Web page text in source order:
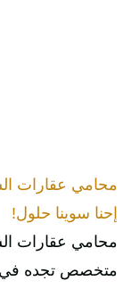
محامي عقارات
إحنا سوينا حلول!
محامي عقارات
متخصص تجده في